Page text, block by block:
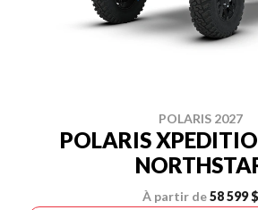
POLARIS 2027
POLARIS
À partir de58 599 $